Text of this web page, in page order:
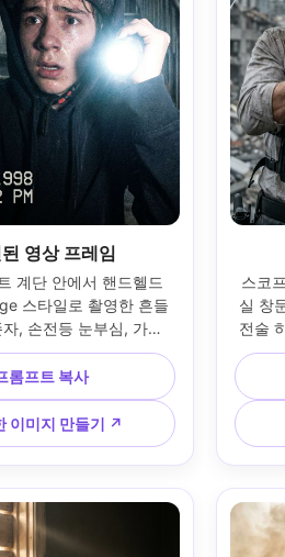
영상 프레임
계단 안에서 핸드헬드
스타일로 촬영한 흔들
, 손전등 눈부심, 가쁜
티와 자전거 헬멧, VHS
레이 룩, 높은 ISO 그레
자, 18mm 상당 렌즈가
코더로 찍은 듯한 촬영,
즈업, 초현실적인 땀과
의 리얼리즘 --ar 4:5
롬프트 복사
이미지 만들기 ↗
스코
실 창
전술
부 폐
흐린
촬영,
업, 유
디테